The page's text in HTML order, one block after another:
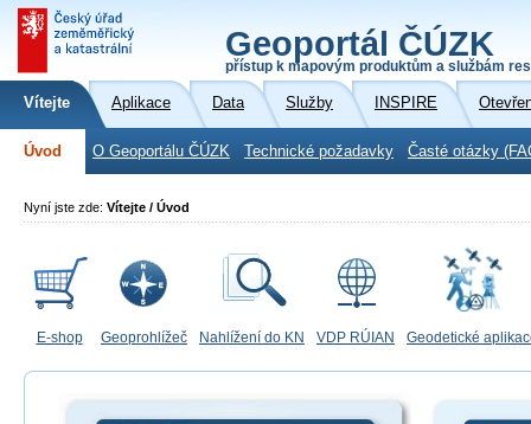
Geoportál ČÚZK
přístup k mapovým produktům a službám
Vítejte Aplikace Data Služby INSPIRE
Úvod O Geoportálu ČÚZK Technické požadavky Časté otázky
Nyní jste zde: Vítejte / Úvod
E-shop Geoprohlížeč Nahlížení do KN VDP RÚIAN Geodetické